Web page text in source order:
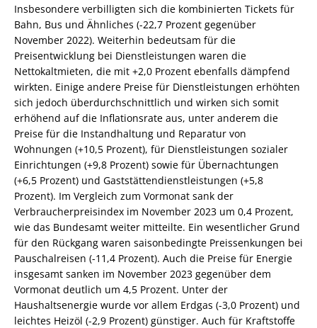
Insbesondere verbilligten sich die kombinierten Tickets für
Bahn, Bus und Ähnliches (-22,7 Prozent gegenüber
November 2022). Weiterhin bedeutsam für die
Preisentwicklung bei Dienstleistungen waren die
Nettokaltmieten, die mit +2,0 Prozent ebenfalls dämpfend
wirkten. Einige andere Preise für Dienstleistungen erhöhten
sich jedoch überdurchschnittlich und wirken sich somit
erhöhend auf die Inflationsrate aus, unter anderem die
Preise für die Instandhaltung und Reparatur von
Wohnungen (+10,5 Prozent), für Dienstleistungen sozialer
Einrichtungen (+9,8 Prozent) sowie für Übernachtungen
(+6,5 Prozent) und Gaststättendienstleistungen (+5,8
Prozent). Im Vergleich zum Vormonat sank der
Verbraucherpreisindex im November 2023 um 0,4 Prozent,
wie das Bundesamt weiter mitteilte. Ein wesentlicher Grund
für den Rückgang waren saisonbedingte Preissenkungen bei
Pauschalreisen (-11,4 Prozent). Auch die Preise für Energie
insgesamt sanken im November 2023 gegenüber dem
Vormonat deutlich um 4,5 Prozent. Unter der
Haushaltsenergie wurde vor allem Erdgas (-3,0 Prozent) und
leichtes Heizöl (-2,9 Prozent) günstiger. Auch für Kraftstoffe